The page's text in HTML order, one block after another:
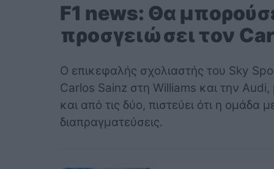
F1 news: Θα
προσγειώσει τον
Ο επικεφαλής σχολιαστής του Sky
Carlos Sainz στη Williams και την
και από τις δύο, πιστεύει ότι η ομάδα
διαπραγματεύσεις.